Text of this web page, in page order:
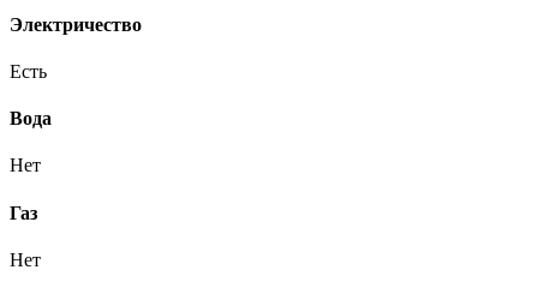
Электричество
Есть
Вода
Нет
Газ
Нет